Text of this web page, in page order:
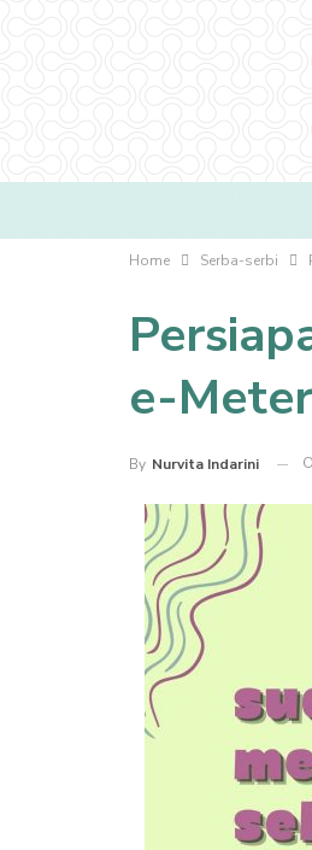
Home Serba-serbi
e-
By Nurvita Indarini